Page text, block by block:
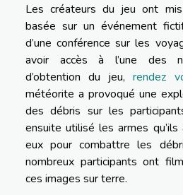
Les créateurs du jeu ont
basée sur un événement
d’une conférence sur les
avoir accès à l’une des
d’obtention du jeu,rendez
météorite a provoqué une
des débris sur les
ensuite utilisé les armes
eux pour combattre les
nombreux participants ont
ces images sur terre.